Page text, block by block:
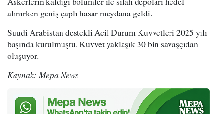
alınırken geniş çaplı hasar meydana geldi.
Suudi Arabistan destekli Acil Durum Kuvvetleri 2025 yılı
başında kurulmuştu. Kuvvet yaklaşık 30 bin savaşçıdan
oluşuyor.
Kaynak: Mepa News